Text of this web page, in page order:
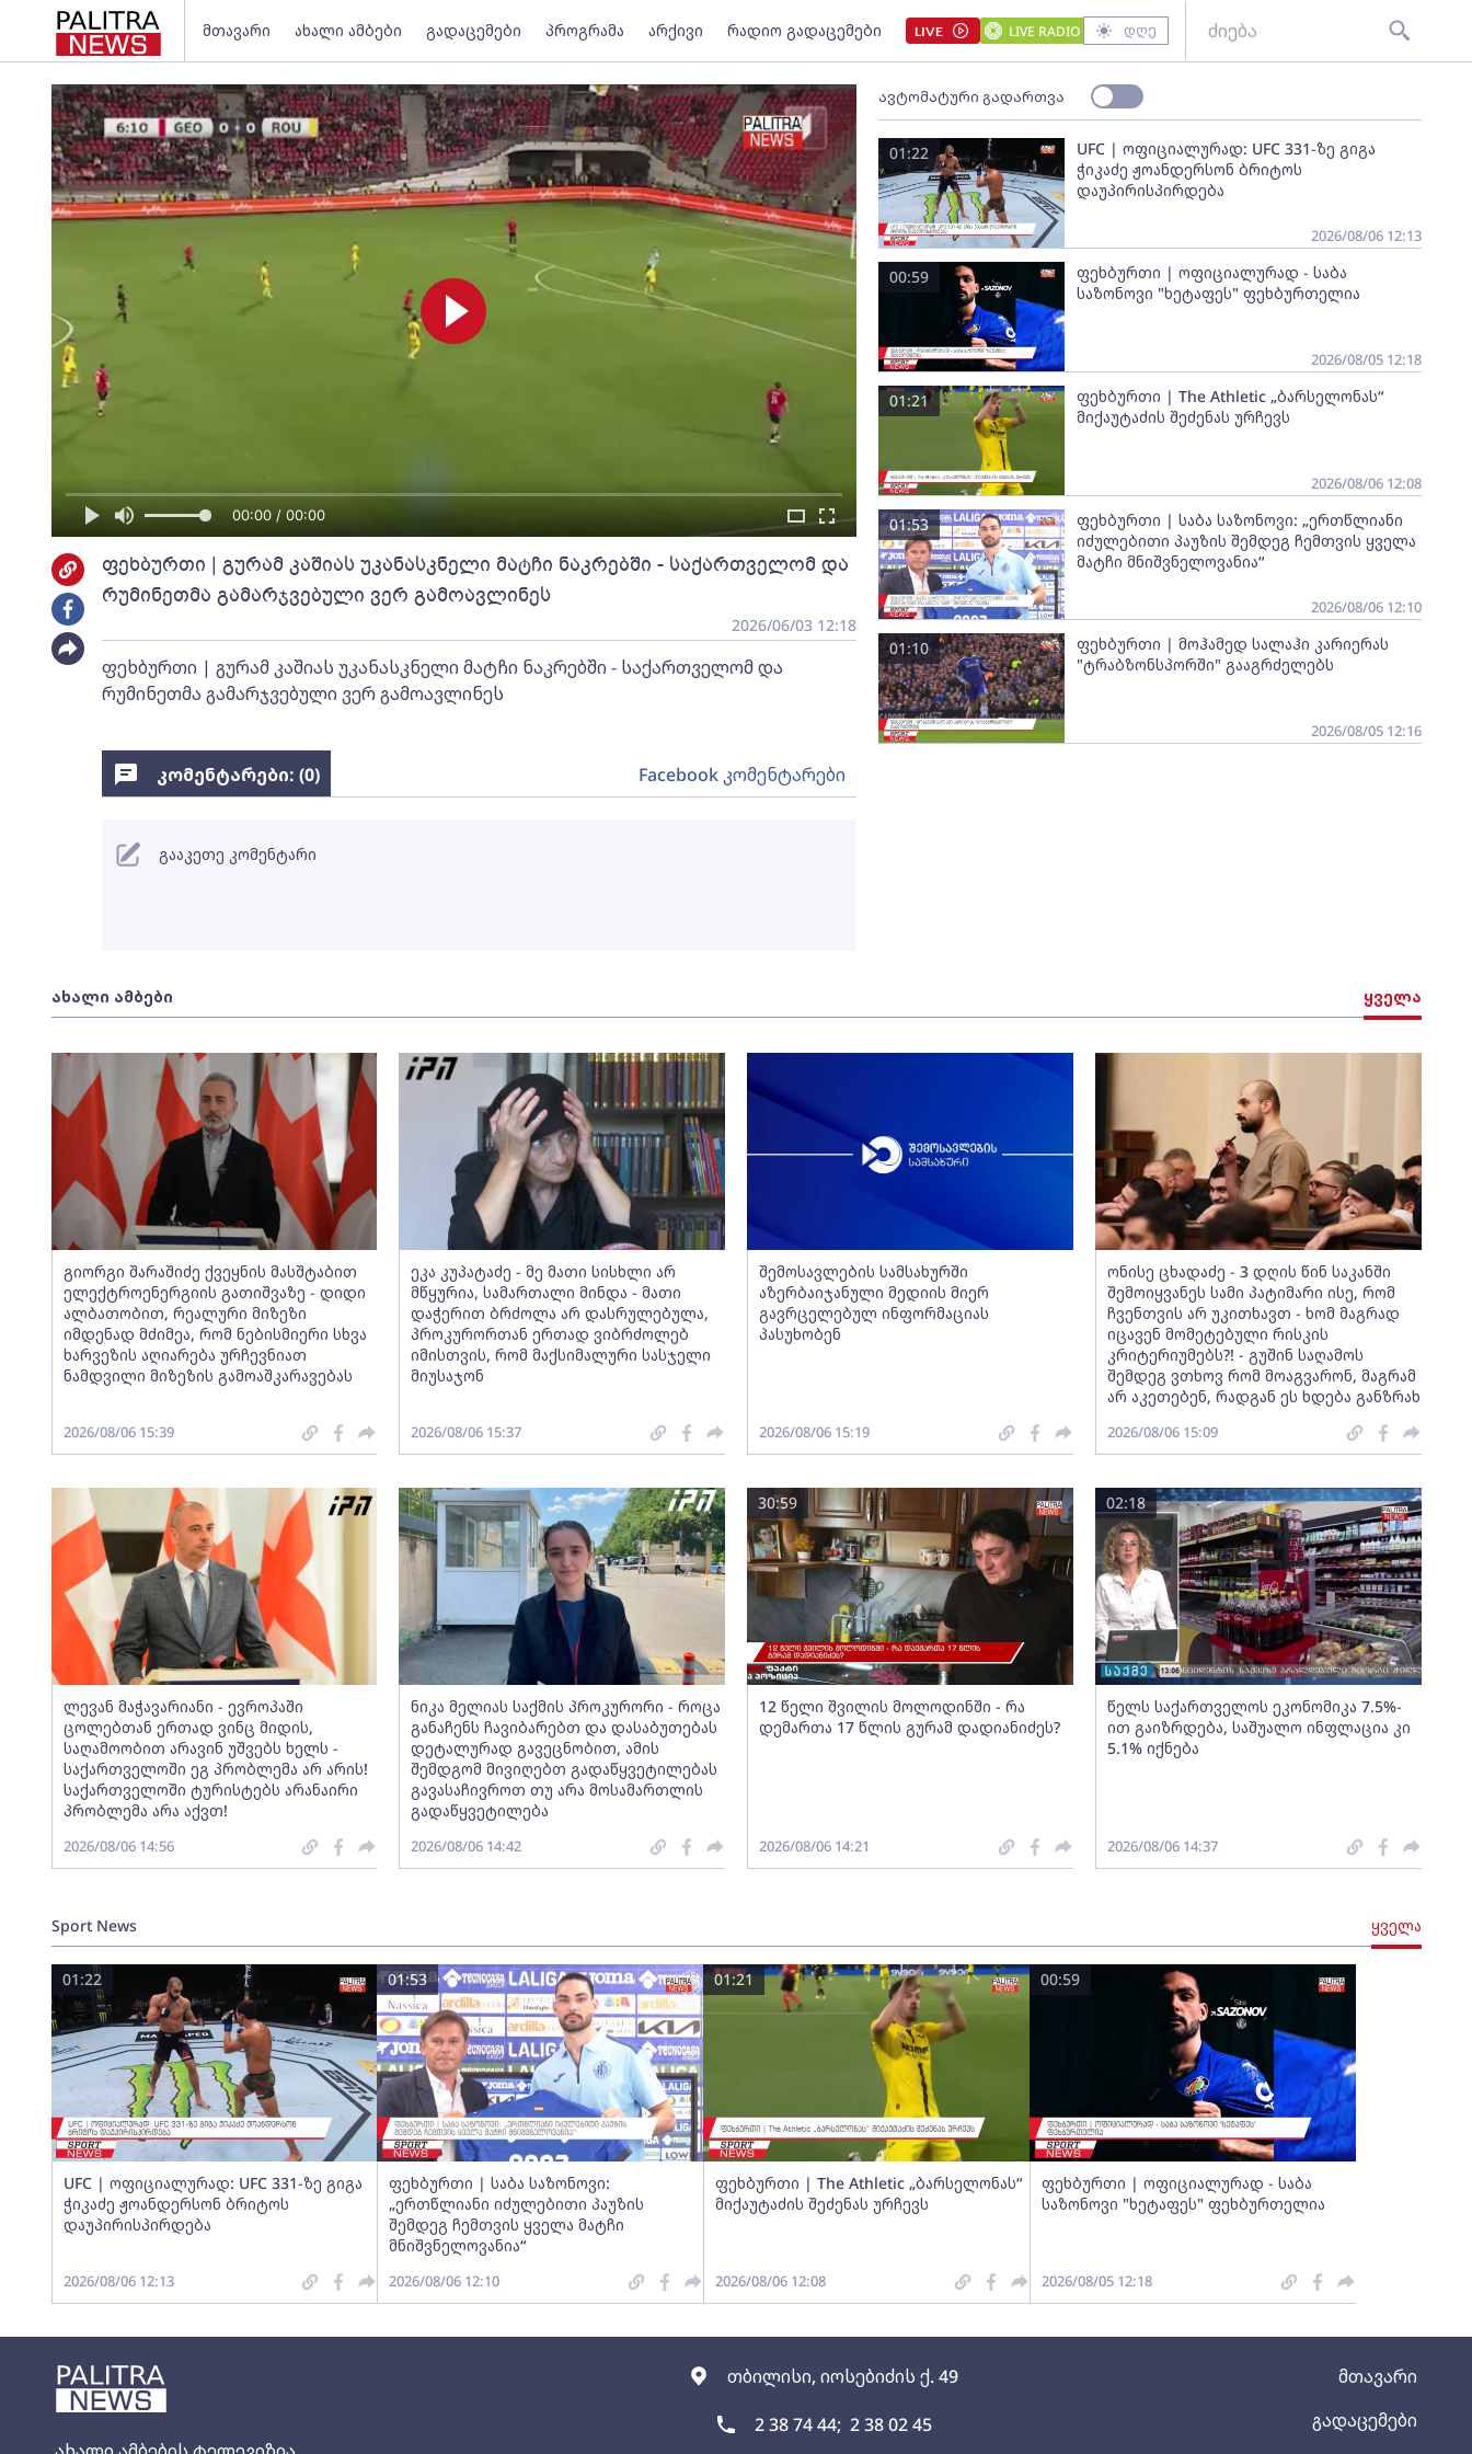
მთავარი ახალი ამბები გადაცემები პროგრამა არქივი რადიო გადაცემები LIVE LIVE RADIO დღე
თბილისი, იოსებიძის ქ. 49
2 38 74 44; 2 38 02 45
მთავარი
გადაცემები
00:00 / 00:00
ფეხბურთი | გურამ კაშიას უკანასკნელი მატჩი ნაკრებში - საქართველომ და
რუმინეთმა გამარჯვებული ვერ გამოავლინეს
2026/06/03 12:18
ფეხბურთი | გურამ კაშიას უკანასკნელი მატჩი ნაკრებში - საქართველომ და
რუმინეთმა გამარჯვებული ვერ გამოავლინეს
ავტომატური გადართვა
UFC | ოფიციალურად: UFC 331-ზე გიგა
ჭიკაძე ჟოანდერსონ ბრიტოს
დაუპირისპირდება
01:22
2026/08/06 12:13
ფეხბურთი | ოფიციალურად - საბა
საზონოვი "ხეტაფეს" ფეხბურთელია
00:59
2026/08/05 12:18
ფეხბურთი | The Athletic „ბარსელონას“
მიქაუტაძის შეძენას ურჩევს
01:21
2026/08/06 12:08
ფეხბურთი | საბა საზონოვი: „ერთწლიანი
იძულებითი პაუზის შემდეგ ჩემთვის ყველა
მატჩი მნიშვნელოვანია“
01:53
2026/08/06 12:10
ფეხბურთი | მოჰამედ სალაჰი კარიერას
"ტრაბზონსპორში" გააგრძელებს
01:10
2026/08/05 12:16
ახალი ამბები ყველა
გიორგი შარაშიძე ქვეყნის მასშტაბით
ელექტროენერგიის გათიშვაზე - დიდი
ალბათობით, რეალური მიზეზი
იმდენად მძიმეა, რომ ნებისმიერი სხვა
ხარვეზის აღიარება ურჩევნიათ
ნამდვილი მიზეზის გამოაშკარავებას
2026/08/06 15:39
ეკა კუპატაძე - მე მათი სისხლი არ
მწყურია, სამართალი მინდა - მათი
დაჭერით ბრძოლა არ დასრულებულა,
პროკურორთან ერთად ვიბრძოლებ
იმისთვის, რომ მაქსიმალური სასჯელი
მიუსაჯონ
2026/08/06 15:37
შემოსავლების სამსახურში
აზერბაიჯანული მედიის მიერ
გავრცელებულ ინფორმაციას
პასუხობენ
2026/08/06 15:19
ონისე ცხადაძე - 3 დღის წინ საკანში
შემოიყვანეს სამი პატიმარი ისე, რომ
ჩვენთვის არ უკითხავთ - ხომ მაგრად
იცავენ მომეტებული რისკის
კრიტერიუმებს?! - გუშინ საღამოს
შემდეგ ვთხოვ რომ მოაგვარონ, მაგრამ
არ აკეთებენ, რადგან ეს ხდება განზრახ
2026/08/06 15:09
ლევან მაჭავარიანი - ევროპაში
ცოლებთან ერთად ვინც მიდის,
საღამოობით არავინ უშვებს ხელს -
საქართველოში ეგ პრობლემა არ არის!
საქართველოში ტურისტებს არანაირი
პრობლემა არა აქვთ!
2026/08/06 14:56
ნიკა მელიას საქმის პროკურორი - როცა
განაჩენს ჩავიბარებთ და დასაბუთებას
დეტალურად გავეცნობით, ამის
შემდგომ მივიღებთ გადაწყვეტილებას
გავასაჩივროთ თუ არა მოსამართლის
გადაწყვეტილება
2026/08/06 14:42
12 წელი შვილის მოლოდინში - რა
დემართა 17 წლის გურამ დადიანიძეს?
30:59
2026/08/06 14:21
წელს საქართველოს ეკონომიკა 7.5%-
ით გაიზრდება, საშუალო ინფლაცია კი
5.1% იქნება
02:18
2026/08/06 14:37
Sport News ყველა
UFC | ოფიციალურად: UFC 331-ზე გიგა
ჭიკაძე ჟოანდერსონ ბრიტოს
დაუპირისპირდება
01:22
2026/08/06 12:13
ფეხბურთი | საბა საზონოვი:
„ერთწლიანი იძულებითი პაუზის
შემდეგ ჩემთვის ყველა მატჩი
მნიშვნელოვანია“
01:53
2026/08/06 12:10
ფეხბურთი | The Athletic „ბარსელონას“
მიქაუტაძის შეძენას ურჩევს
01:21
2026/08/06 12:08
ფეხბურთი | ოფიციალურად - საბა
საზონოვი "ხეტაფეს" ფეხბურთელია
00:59
2026/08/05 12:18
კომენტარები: (0) Facebook კომენტარები
გააკეთე კომენტარი